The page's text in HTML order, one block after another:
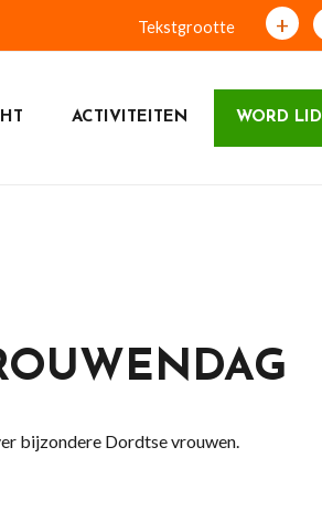
Tekstgrootte +
ACTIVITEITEN WORD LID
bijzondere Dordtse vrouwen.